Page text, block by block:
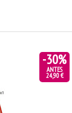
-30%
ANTES
24,90 €